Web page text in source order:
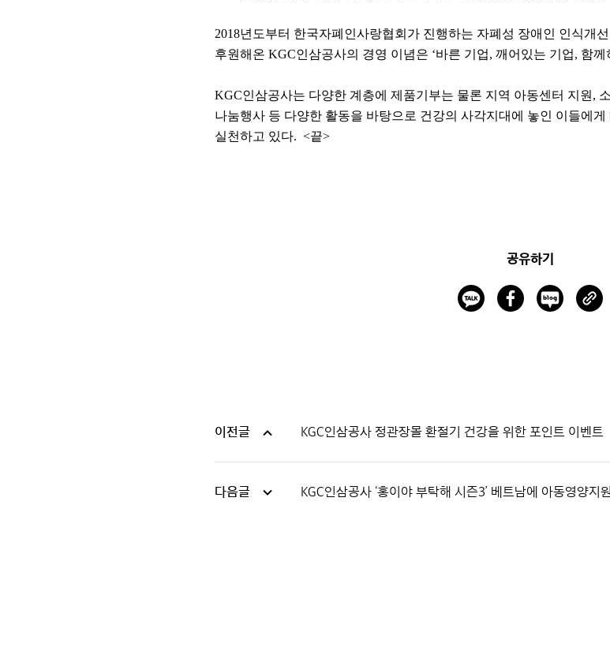
2018년도부터 한국자폐인사랑협회가 진행하는 자폐성 장애인 인식개
후원해온 KGC인삼공사의 경영 이념은 ‘바른 기업, 깨어있는 기업, 함께
KGC인삼공사는 다양한 계층에 제품기부는 물론 지역 아동센터 지원,
나눔행사 등 다양한 활동을 바탕으로 건강의 사각지대에 놓인 이들에
실천하고 있다. <끝>
공유하기
이전글 KGC인삼공사 정관장몰 환절기 건강을 위한 포인트 이벤트
다음글 KGC인삼공사 ‘홍이야 부탁해 시즌3’ 베트남에 아동영양지